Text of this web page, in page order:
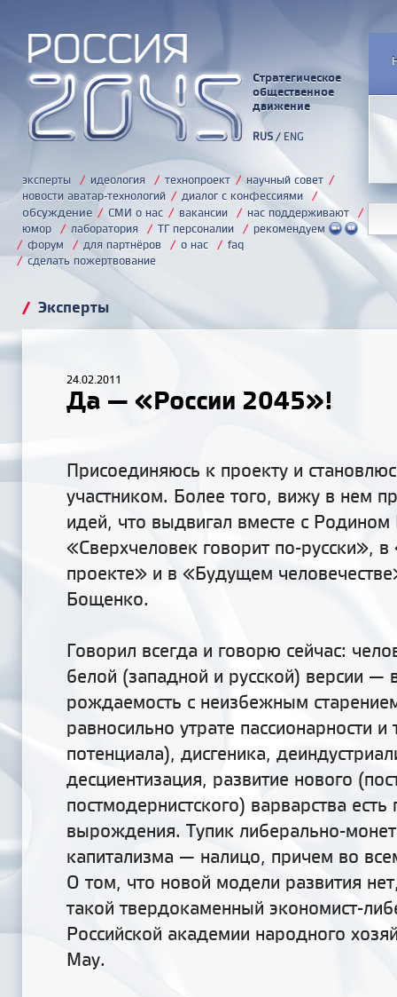
Стратегическое
общественное
движение
RUS/ ENG
эксперты / идеология / технопроект / научный совет /
новости аватар-технологий / диалог с конфессиями /
обсуждение / СМИ о нас / вакансии / нас поддерживают /
юмор / лаборатория / ТГ персоналии / рекомендуем
/ форум / для партнёров / о нас / faq
/ сделать пожертвование
/ Эксперты
24.02.2011
Да — «России 2045»!
Присоединяюсь к проекту и
участником. Более того, вижу в нем
идей, что выдвигал вместе с
«Сверхчеловек говорит по-русски»,
проекте» и в «Будущем
Бощенко.
Говорил всегда и говорю сейчас:
белой (западной и русской) версии —
рождаемость с неизбежным
равносильно утрате пассионарности и
потенциала), дисгеника,
десциентизация, развитие нового
постмодернистского) варварства есть
вырождения. Тупик либерально-
капитализма — налицо, причем во
О том, что новой модели развития
такой твердокаменный экономист-
Российской академии народного
Мау.